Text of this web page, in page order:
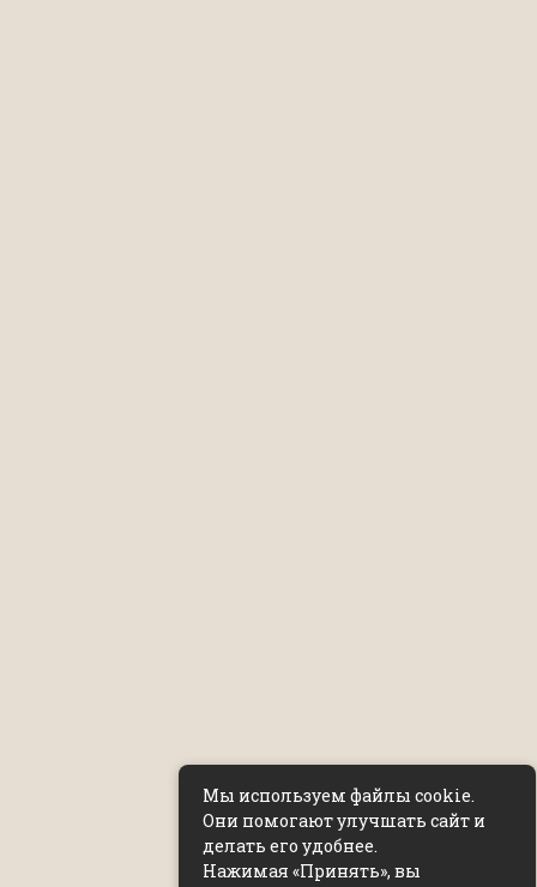
Мы используем файлы cookie.
Они помогают улучшать сайт и
делать его удобнее.
Нажимая «Принять», вы